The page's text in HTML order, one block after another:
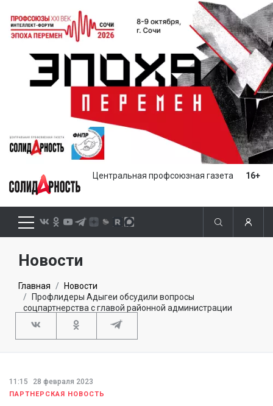
Центральная профсоюзная газета 16+
Новости
Главная
Новости
Профлидеры Адыгеи обсудили вопросы
соцпартнерства с главой районной администрации
11:15 28 февраля 2023
ПАРТНЕРСКАЯ НОВОСТЬ